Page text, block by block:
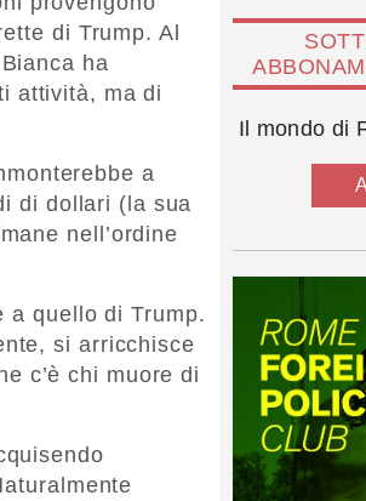
di Trump. Al
ha
attività, ma di
a
di dollari (la sua
nell’ordine
a quello di Trump.
si arricchisce
c’è chi muore di
Il mondo di